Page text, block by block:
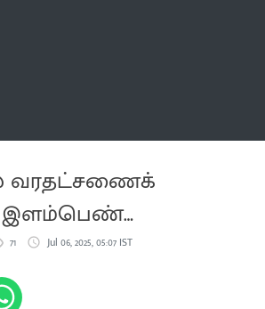
வரதட்சணைக்
இளம்பெண்
71 Jul 06, 2025, 05:07 IST